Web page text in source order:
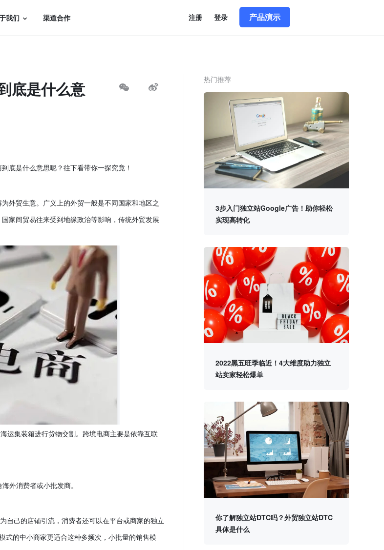
我们 渠道合作 注册 登录 产品演示
底是什么意
到底是什么意思呢？往下看带你一探究竟！
外贸生意。广义上的外贸一般是不同国家和地区之
家间贸易往来受到地缘政治等影响，传统外贸发展
运集装箱进行货物交割。跨境电商主要是依靠互联
外消费者或小批发商。
自己的店铺引流，消费者还可以在平台或商家的独立
式的中小商家更适合这种多频次，小批量的销售模
热门推荐
3步入门独立站Google广告！助你轻松
实现高转化
2022黑五旺季临近！4大维度助力独立
站卖家轻松爆单
你了解独立站DTC吗？外贸独立站DTC
具体是什么